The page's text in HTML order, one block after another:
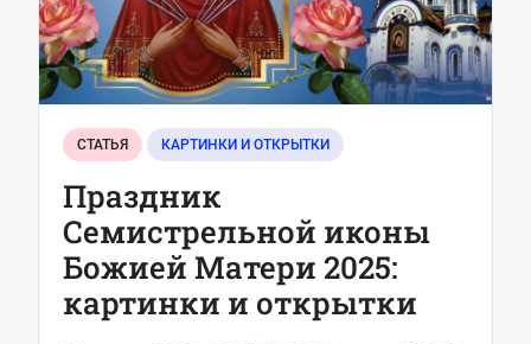
СТАТЬЯ КАРТИНКИ И ОТКРЫТКИ
Праздник
Семистрельной иконы
Божией Матери 2025:
картинки и открытки